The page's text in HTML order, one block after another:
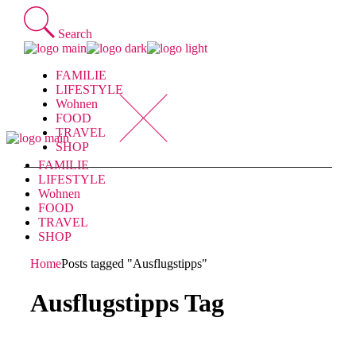
Skip
content
Search
FAMILIE
LIFESTYLE
Wohnen
FOOD
TRAVEL
SHOP
FAMILIE
LIFESTYLE
Wohnen
FOOD
TRAVEL
SHOP
HomePosts tagged "Ausflugstipps"
Ausflugstipps Tag